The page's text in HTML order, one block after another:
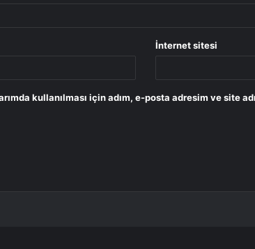
İnternet sitesi
kullanılması için adım, e-posta adresim ve site